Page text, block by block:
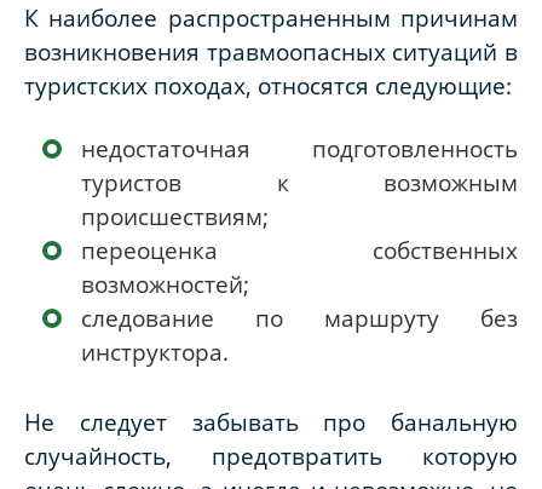
К наиболее распространенным причинам
возникновения травмоопасных ситуаций в
туристских походах, относятся следующие:
недостаточная подготовленность
туристов к возможным
происшествиям;
переоценка собственных
возможностей;
следование по маршруту без
инструктора.
Не следует забывать про банальную
случайность, предотвратить которую